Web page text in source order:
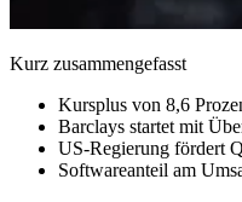
Kurz zusammengefasst
Kursplus von 8,6
Barclays startet mit
US-Regierung fördert
Softwareanteil am